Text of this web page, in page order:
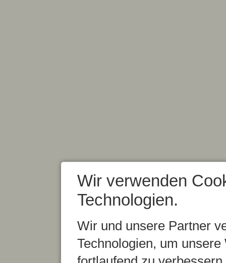
Wir verwenden
Technologien.
Wir und unsere Partner
Technologien, um